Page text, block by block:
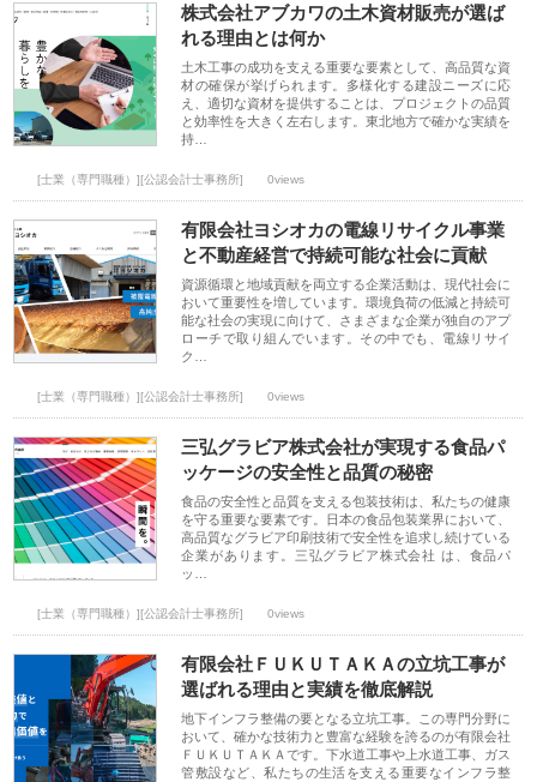
株式会社アブカワの土木資材販売が選ば
れる理由とは何か
土木工事の成功を支える重要な要素として、高品質な資
材の確保が挙げられます。多様化する建設ニーズに応
え、適切な資材を提供することは、プロジェクトの品質
と効率性を大きく左右します。東北地方で確かな実績を
持…
[士業（専門職種）][公認会計士事務所] 0views
有限会社ヨシオカの電線リサイクル事業
と不動産経営で持続可能な社会に貢献
資源循環と地域貢献を両立する企業活動は、現代社会に
おいて重要性を増しています。環境負荷の低減と持続可
能な社会の実現に向けて、さまざまな企業が独自のアプ
ローチで取り組んでいます。その中でも、電線リサイ
ク…
[士業（専門職種）][公認会計士事務所] 0views
三弘グラビア株式会社が実現する食品パ
ッケージの安全性と品質の秘密
食品の安全性と品質を支える包装技術は、私たちの健康
を守る重要な要素です。日本の食品包装業界において、
高品質なグラビア印刷技術で安全性を追求し続けている
企業があります。三弘グラビア株式会社 は、食品パ
ッ…
[士業（専門職種）][公認会計士事務所] 0views
有限会社ＦＵＫＵＴＡＫＡの立坑工事が
選ばれる理由と実績を徹底解説
地下インフラ整備の要となる立坑工事。この専門分野に
おいて、確かな技術力と豊富な経験を誇るのが有限会社
ＦＵＫＵＴＡＫＡです。下水道工事や上水道工事、ガス
管敷設など、私たちの生活を支える重要なインフラ整